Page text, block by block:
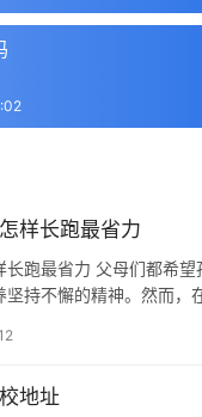
样长跑最省力
长跑最省力 父母们都希
坚持不懈的精神。然而，
地址